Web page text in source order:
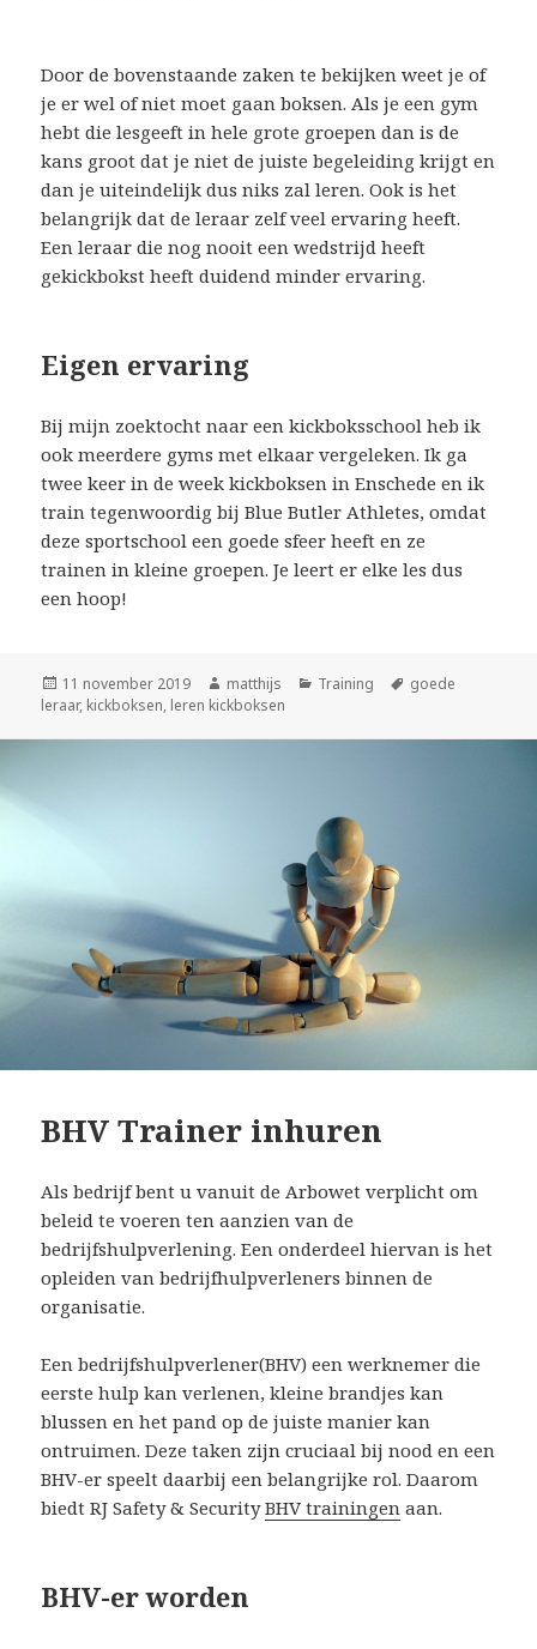
Door de bovenstaande zaken te bekijken weet je of
je er wel of niet moet gaan boksen. Als je een gym
hebt die lesgeeft in hele grote groepen dan is de
kans groot dat je niet de juiste begeleiding krijgt en
dan je uiteindelijk dus niks zal leren. Ook is het
belangrijk dat de leraar zelf veel ervaring heeft.
Een leraar die nog nooit een wedstrijd heeft
gekickbokst heeft duidend minder ervaring.
Eigen ervaring
Bij mijn zoektocht naar een kickboksschool heb ik
ook meerdere gyms met elkaar vergeleken. Ik ga
twee keer in de week kickboksen in Enschede en ik
train tegenwoordig bij Blue Butler Athletes, omdat
deze sportschool een goede sfeer heeft en ze
trainen in kleine groepen. Je leert er elke les dus
een hoop!
Geplaatst
op
11 november 2019 Auteur
matthijs Categorieën
Training Tags
goede
leraar, kickboksen, leren kickboksen
BHV Trainer inhuren
Als bedrijf bent u vanuit de Arbowet verplicht om
beleid te voeren ten aanzien van de
bedrijfshulpverlening. Een onderdeel hiervan is het
opleiden van bedrijfhulpverleners binnen de
organisatie.
Een bedrijfshulpverlener(BHV) een werknemer die
eerste hulp kan verlenen, kleine brandjes kan
blussen en het pand op de juiste manier kan
ontruimen. Deze taken zijn cruciaal bij nood en een
BHV-er speelt daarbij een belangrijke rol. Daarom
biedt RJ Safety & SecurityBHV trainingen aan.
BHV-er worden